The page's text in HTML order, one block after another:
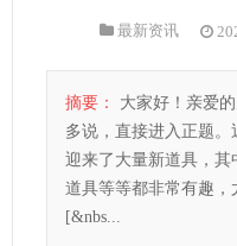
最新资讯
摘要：
大家好！亲爱
多说，直接进入正题
迎来了大量新道具，
道具等等都非常有趣，
[&nbs...